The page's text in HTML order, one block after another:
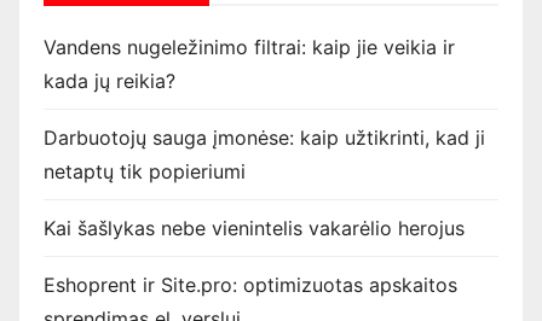
Vandens nugeležinimo filtrai: kaip jie veikia ir
kada jų reikia?
Darbuotojų sauga įmonėse: kaip užtikrinti, kad ji
netaptų tik popieriumi
Kai šašlykas nebe vienintelis vakarėlio herojus
Eshoprent ir Site.pro: optimizuotas apskaitos